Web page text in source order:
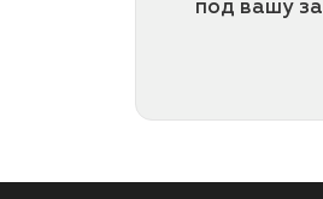
под вашу